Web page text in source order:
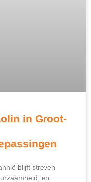
in Groot-
blijft streven
en